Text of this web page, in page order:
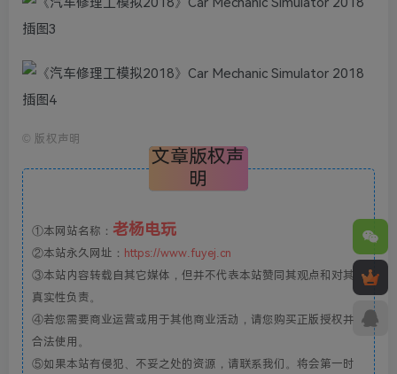
© 版权声明
文章版权声
明
①本网站名称： 老杨电玩
②本站永久网址： https://www.fuyej.cn
③本站内容转载自其它媒体，但并不代表本站赞同其观点和对其
真实性负责。
④若您需要商业运营或用于其他商业活动，请您购买正版授权并
合法使用。
⑤如果本站有侵犯、不妥之处的资源，请联系我们。将会第一时